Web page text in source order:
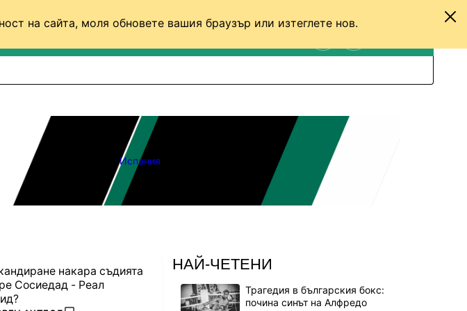
на сайта, моля обновете вашия браузър или изтеглете нов.
Испания
накара съдията
Сосиедад - Реал
НАЙ-ЧЕТЕНИ
Трагедия в българския бокс:
почина синът на Алфредо